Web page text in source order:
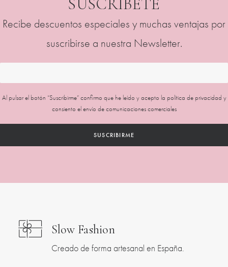
página
de
la
página
de
producto
Recibe descuentos especiales y muchas ventajas por
suscribirse a nuestra Newsletter.
Al pulsar el botón “Suscribirme” confirmo que he leído y acepto la política de privacidad y
consiento el envío de comunicaciones comerciales
Slow Fashion
Creado de forma artesanal en España.